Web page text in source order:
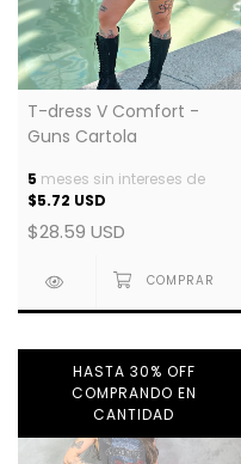
T-dress V Comfort -
Guns Cartola
5 meses sin intereses de
$5.72 USD
$28.59 USD
HASTA 30% OFF
COMPRANDO EN
CANTIDAD